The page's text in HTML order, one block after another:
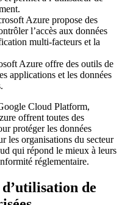
Azure propose des
l’accès aux données
multi-facteurs et la
Azure offre des outils de
applications et les données
Cloud Platform,
offrent toutes des
protéger les données
les organisations du secteur
qui répond le mieux à leurs
réglementaire.
d’utilisation de